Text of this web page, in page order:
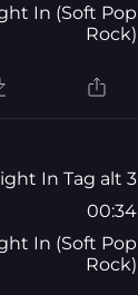
In (Soft Pop
Rock)
In Tag alt 3
00:34
In (Soft Pop
Rock)